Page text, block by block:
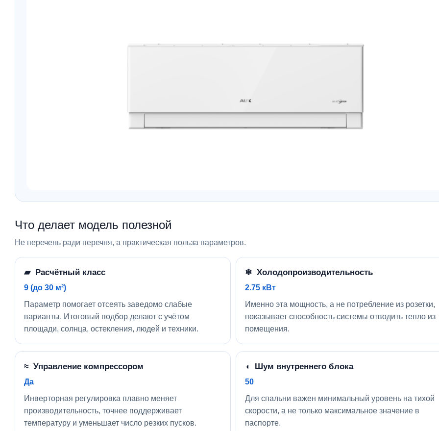
Что делает модель полезной
Не перечень ради перечня, а практическая польза параметров.
▰ Расчётный класс
9 (до 30 м²)
Параметр помогает отсеять заведомо слабые
варианты. Итоговый подбор делают с учётом
площади, солнца, остекления, людей и техники.
❄ Холодопроизводительность
2.75 кВт
Именно эта мощность, а не потребление из розетки,
показывает способность системы отводить тепло из
помещения.
≈ Управление компрессором
Да
Инверторная регулировка плавно меняет
производительность, точнее поддерживает
температуру и уменьшает число резких пусков.
◖ Шум внутреннего блока
50
Для спальни важен минимальный уровень на тихой
скорости, а не только максимальное значение в
паспорте.